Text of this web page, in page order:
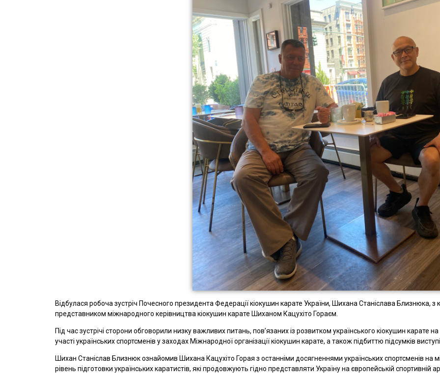
Відбулася робоча зустріч Почесного президента Федерації кіокушин карате України, Шихана Станіслава Близнюка,
представником міжнародного керівництва кіокушин карате Шиханом Кацухіто Гораєм.
Під час зустрічі сторони обговорили низку важливих питань, пов’язаних із розвитком українського кіокушин карате
участі українських спортсменів у заходах Міжнародної організації кіокушин карате, а також підбиттю підсумків
Шихан Станіслав Близнюк ознайомив Шихана Кацухіто Горая з останніми досягненнями українських спортсменів на
рівень підготовки українських каратистів, які продовжують гідно представляти Україну на європейській спортивній